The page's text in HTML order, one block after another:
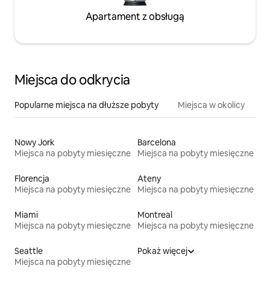
Apartament z obsługą
Miejsca do odkrycia
Popularne miejsca na dłuższe pobyty Miejsca w okolicy
Nowy Jork
Miejsca na pobyty miesięczne
Barcelona
Miejsca na pobyty miesięczne
Florencja
Miejsca na pobyty miesięczne
Ateny
Miejsca na pobyty miesięczne
Miami
Miejsca na pobyty miesięczne
Montreal
Miejsca na pobyty miesięczne
Seattle
Miejsca na pobyty miesięczne
Pokaż więcej